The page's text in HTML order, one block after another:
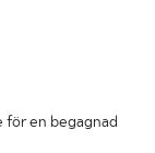
för en begagnad